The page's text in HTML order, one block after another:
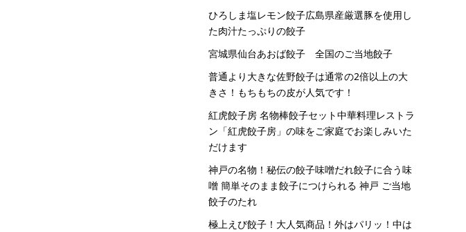
ひろしま塩レモン餃子広島県産厳選豚を使用し
た肉汁たっぷりの餃子
宮城県仙台あおば餃子 全国のご当地餃子
普通より大きな佐野餃子は通常の2倍以上の大
きさ！もちもちの皮が人気です！
紅虎餃子房 名物棒餃子セット中華料理レストラ
ン「紅虎餃子房」の味をご家庭でお楽しみいた
だけます
神戸の名物！秘伝の餃子味噌だれ餃子に合う味
噌 簡単そのまま餃子につけられる 神戸 ご当地
餃子のたれ
極上えび餃子！大人気商品！外はパリッ！中は